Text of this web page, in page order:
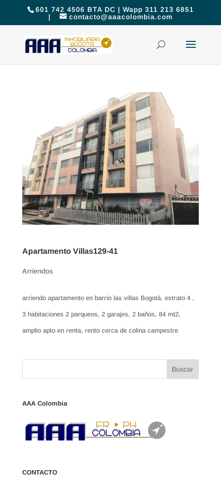
601 742 4506 BTA DC | Wapp 311 213 6851
|
contacto@aaacolombia.com
Apartamento Villas129-41
Arriendos
arriendo apartamento en barrio las villas Bogotá, estrato 4 ,
3 habitaciones 2 parqueos, 2 garajes, 2 baños, 84 mt2,
amplio apto en renta, rento cerca de colina campestre
AAA Colombia
CONTACTO